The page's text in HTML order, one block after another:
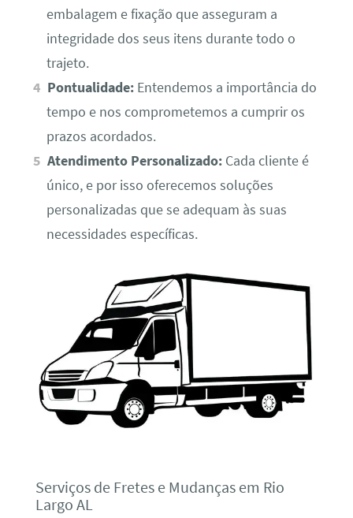
embalagem e fixação que asseguram a
integridade dos seus itens durante todo o
trajeto.
Pontualidade: Entendemos a importância do
tempo e nos comprometemos a cumprir os
prazos acordados.
Atendimento Personalizado: Cada cliente é
único, e por isso oferecemos soluções
personalizadas que se adequam às suas
necessidades específicas.
Serviços de Fretes e Mudanças em Rio
Largo AL